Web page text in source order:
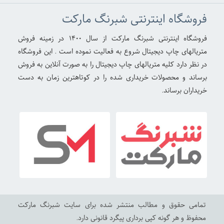
کاغذ خام پوستر دیواری از طریق همین صفحه اقدام نمایید.
فروشگاه اینترنتی شبرنگ مارکت
فروشگاه اینترنتی شبرنگ مارکت از سال ۱۴۰۰ در زمینه فروش
متریالهای چاپ دیجیتال شروع به فعالیت نموده است . این فروشگاه
در نظر دارد کلیه متریالهای چاپ دیجیتال را به صورت آنلاین به فروش
برساند و محصولات خریداری شده را در کوتاهترین زمان به دست
خریداران برساند.
تمامی حقوق و مطالب منتشر شده برای سایت شبرنگ مارکت
محفوظ و هر گونه کپی برداری پیگرد قانونی دارد.